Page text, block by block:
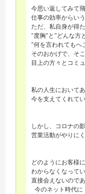
今思い返してみて
仕事の効率からい
ただ、私自身が得
"度胸"と"どんな方
"何を言われてもへ
そのおかげで、そ
目上の方々とコミ
私の人生において
今を支えてくれて
しかし、コロナの
営業活動がやりに
どのようにお客様
わからなくなって
直接会えないので
今のネット時代に